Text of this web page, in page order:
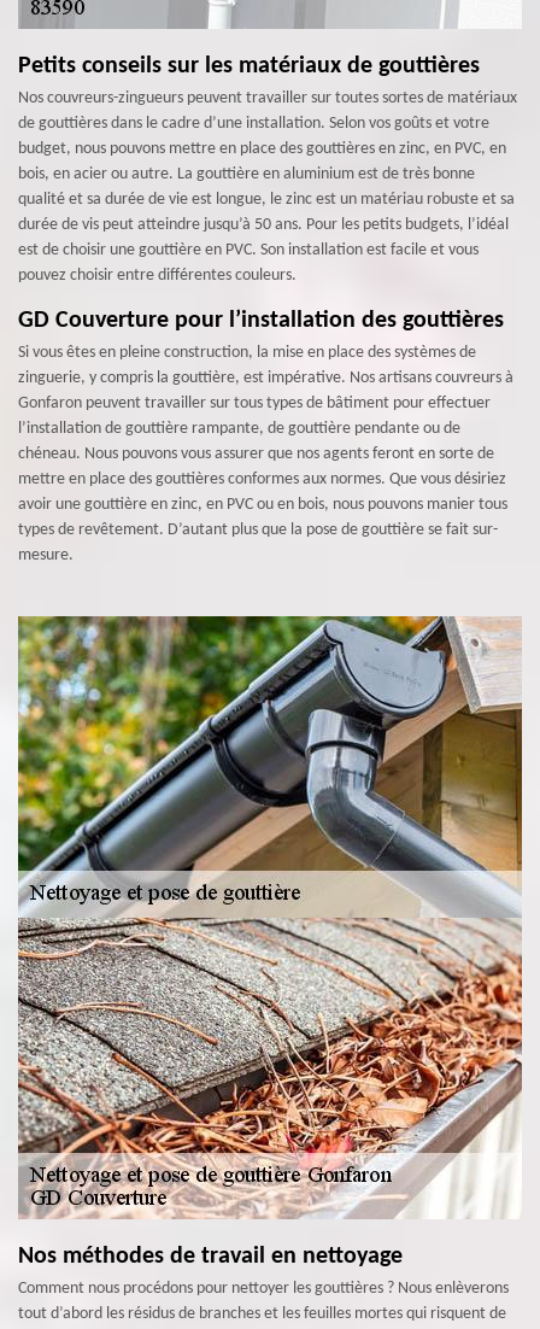
Petits conseils sur les matériaux de gouttières
Nos couvreurs-zingueurs peuvent travailler sur toutes sortes de matériaux
de gouttières dans le cadre d’une installation. Selon vos goûts et votre
budget, nous pouvons mettre en place des gouttières en zinc, en PVC, en
bois, en acier ou autre. La gouttière en aluminium est de très bonne
qualité et sa durée de vie est longue, le zinc est un matériau robuste et sa
durée de vis peut atteindre jusqu’à 50 ans. Pour les petits budgets, l’idéal
est de choisir une gouttière en PVC. Son installation est facile et vous
pouvez choisir entre différentes couleurs.
GD Couverture pour l’installation des gouttières
Si vous êtes en pleine construction, la mise en place des systèmes de
zinguerie, y compris la gouttière, est impérative. Nos artisans couvreurs à
Gonfaron peuvent travailler sur tous types de bâtiment pour effectuer
l’installation de gouttière rampante, de gouttière pendante ou de
chéneau. Nous pouvons vous assurer que nos agents feront en sorte de
mettre en place des gouttières conformes aux normes. Que vous désiriez
avoir une gouttière en zinc, en PVC ou en bois, nous pouvons manier tous
types de revêtement. D’autant plus que la pose de gouttière se fait sur-
mesure.
Nos méthodes de travail en nettoyage
Comment nous procédons pour nettoyer les gouttières ? Nous enlèverons
tout d’abord les résidus de branches et les feuilles mortes qui risquent de